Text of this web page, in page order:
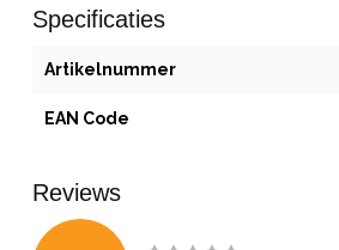
Specificaties
Artikelnummer
EAN Code
Reviews